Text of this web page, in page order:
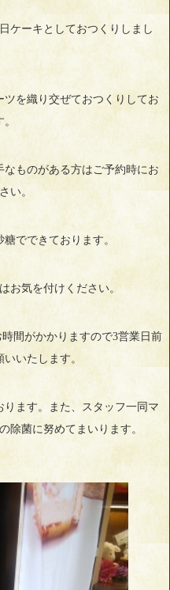
ケーキとしておつくりしまし
を織り交ぜておつくりしてお
ものがある方はご予約時にお
い。
でできております。
お気を付けください。
間がかかりますので3営業日前
いたします。
ます。また、スタッフ一同マ
除菌に努めてまいります。